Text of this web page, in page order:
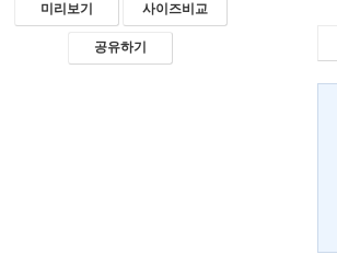
미리보기 사이즈비교
공유하기